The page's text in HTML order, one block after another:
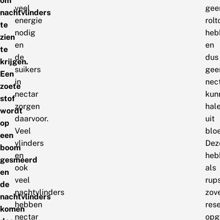
nachtvlinders
te
zien
te
krijgen.
Een
zoete
stof
wordt
op
een
boom
gesmeerd
en
de
nachtvlinders
komen
veel
energie
nodig
en
de
suikers
in
nectar
zorgen
daarvoor.
Veel
vlinders
en
ook
veel
nachtvlinders
hebben
nectar
en
dus
uit
als